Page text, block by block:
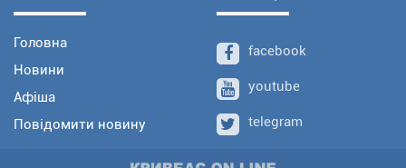
Головна
Новини
Афіша
Повідомити новину
facebook
youtube
telegram